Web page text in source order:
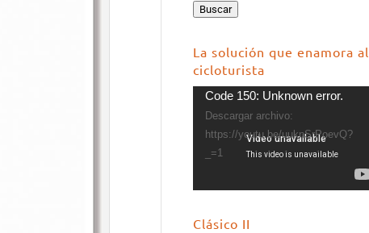
Buscar
La solución que enamora al
cicloturista
Reproductor
vídeo
Code 150: Unknown error.
Descargar archivo:
https://youtu.be/uuknSrPoevQ?
_=1
Clásico II